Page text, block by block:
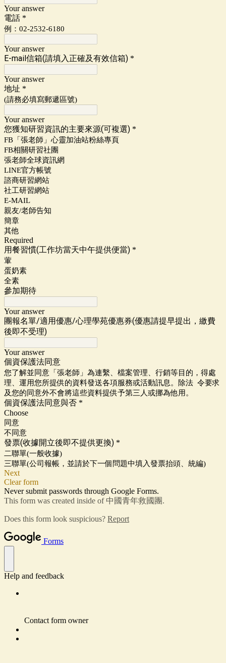
Your answer
電話 *
例：02-2532-6180
Your answer
E-mail信箱(請填入正確及有效信箱) *
Your answer
地址 *
(請務必填寫郵遞區號)
Your answer
您獲知研習資訊的主要來源(可複選) *
FB「張老師」心靈加油站粉絲專頁
FB相關研習社團
張老師全球資訊網
LINE官方帳號
諮商研習網站
社工研習網站
E-MAIL
親友/老師告知
簡章
其他
Required
用餐習慣(工作坊當天中午提供便當) *
葷
蛋奶素
全素
參加期待
Your answer
團報名單/適用優惠/心理學苑優惠券(優惠請提早提出，繳費
後即不受理)
Your answer
個資保護法同意
您了解並同意「張老師」為連繫、檔案管理、行銷等目的，得處
理、運用您所提供的資料發送各項服務或活動訊息。除法 令要求
及您的同意外不會將這些資料提供予第三人或挪為他用。
個資保護法同意與否 *
Choose
同意
不同意
發票(收據開立後即不提供更換) *
二聯單(一般收據)
三聯單(公司報帳，並請於下一個問題中填入發票抬頭、統編)
Next
Clear form
Never submit passwords through Google Forms.
This form was created inside of 中國青年救國團.
Does this form look suspicious? Report
Forms
Help and feedback
Contact form owner